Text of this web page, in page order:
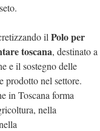
il Polo per
toscana, destinato a
e il sostegno delle
prodotto nel settore.
in Toscana forma
nella